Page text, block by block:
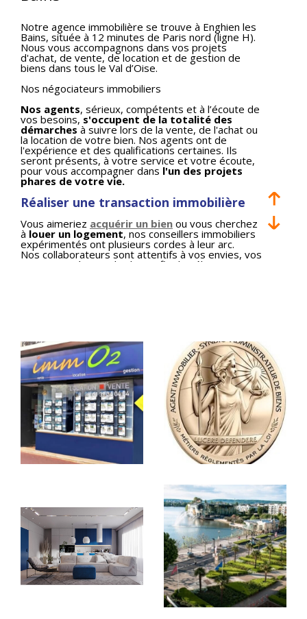
Notre agence immobilière se trouve à Enghien les
Bains, située à 12 minutes de Paris nord (ligne H).
Nous vous accompagnons dans vos projets
d'achat, de vente, de location et de gestion de
biens dans tous le Val d’Oise.
Nos négociateurs immobiliers
Nos agents, sérieux, compétents et à l’écoute de
vos besoins, s'occupent de la totalité des
démarches à suivre lors de la vente, de l'achat ou
la location de votre bien. Nos agents ont de
l'expérience et des qualifications certaines. Ils
seront présents, à votre service et votre écoute,
pour vous accompagner dans l'un des projets
phares de votre vie.
Réaliser une transaction immobilière
Vous aimeriez acquérir un bien ou vous cherchez
à louer un logement, nos conseillers immobiliers
expérimentés ont plusieurs cordes à leur arc.
Nos collaborateurs sont attentifs à vos envies, vos
attentes et à votre budget, afin de sélectionner
valeur, vous manquez de temps ou n'avez ni l'envie
ni les compétences pour vous en occuper ? Notre
agence vous accompagne dans toutes les étapes :
Del'estimation, lamise en vente, la recherche
desfuturs acquéreurset jusqu'à la signature de
l’acte authentique chez le notaire.
Confier la gestion de son bien
Gérer son bien à Enghien les Bainsest
compliqué et vous souhaitez déléguer ? Confiez-
nous la maison, l'appartement ou le commerce que
vous désirez mettre en gestion et notre agence
Contacter immo2 à
Enghien les Bains
Notre agence est au cœur du Val d'Oise, à
seulement quelques kilomètres de la capitale,
département très dynamique et offrant de belles
opportunités. Optimiser vos chances de vendre ou
d'acheter rapidement dans le secteur grâce à nos